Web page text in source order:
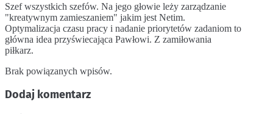
Szef wszystkich szefów. Na jego głowie leży zarządzanie
"kreatywnym zamieszaniem" jakim jest Netim.
Optymalizacja czasu pracy i nadanie priorytetów zadaniom to
główna idea przyświecająca Pawłowi. Z zamiłowania
piłkarz.
Brak powiązanych wpisów.
Dodaj komentarz